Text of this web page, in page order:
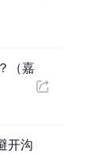
（嘉
开沟